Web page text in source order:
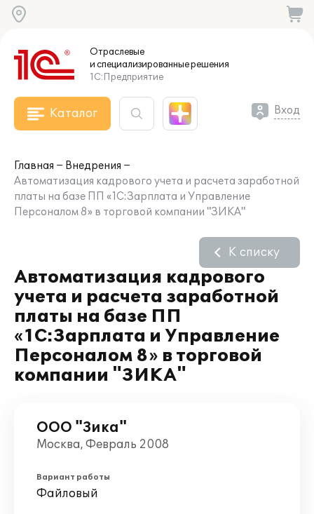
Отраслевые
и специализированныерешения
1С:Предприятие
Каталог Вход
Главная
Внедрения
Автоматизация кадрового учета и расчета заработной
платы на базе ПП «1С:Зарплата и Управление
Персоналом 8» в торговой компании "ЗИКА"
Автоматизация кадрового
учета и расчета заработной
платы на базе ПП
«1С:Зарплата и Управление
Персоналом 8» в торговой
компании "ЗИКА"
К списку
ООО "Зика"
Москва, Февраль 2008
Вариант работы
Файловый